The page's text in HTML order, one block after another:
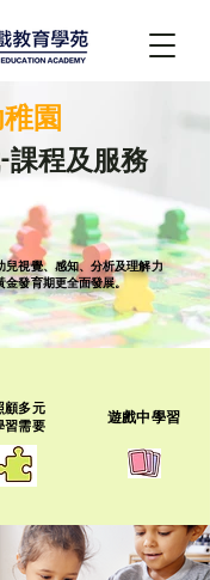
園
課程及服務
兒視覺、感知、分析及理解力
金發育期更全面發展。
顧多元
習需要
遊戲中學習